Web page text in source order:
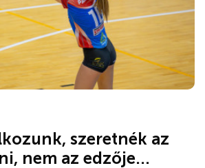
szeretnék az
nem az edzője...